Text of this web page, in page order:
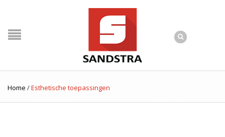
Home /Esthetische toepassingen